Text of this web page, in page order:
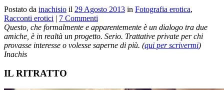
Postato da inachisio il 29 Agosto 2013 in Fotografia erotica,
Racconti erotici | 7 Commenti
Questo, che formalmente e apparentemente è un dialogo tra due
amiche, è in realtà un progetto. Serio. Trattative private per chi
provasse interesse o volesse saperne di più. (qui per scrivermi)
Inachis
IL RITRATTO